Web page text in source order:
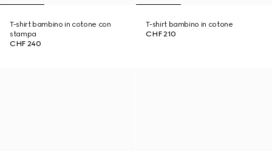
T-shirt bambino in cotone con
stampa
CHF 240
T-shirt bambino in cotone
CHF 210